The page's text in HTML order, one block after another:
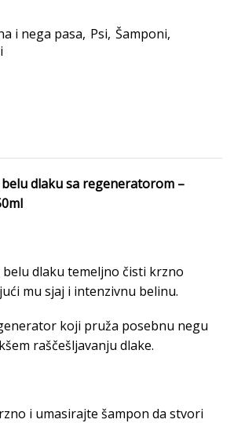
i nega pasa, Psi, Šamponi,
dlaku sa regeneratorom –
belu dlaku temeljno čisti krzno
mu sjaj i intenzivnu belinu.
koji pruža posebnu negu
raščešljavanju dlake.
i umasirajte šampon da stvori